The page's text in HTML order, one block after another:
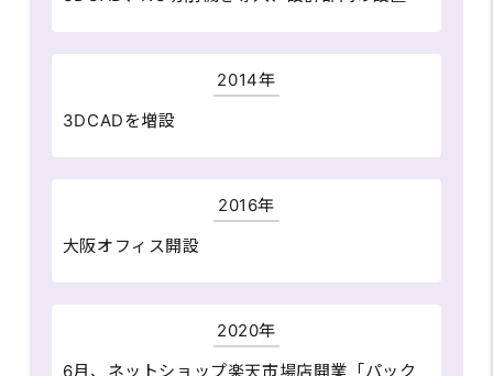
2014年
3DCADを増設
2016年
大阪オフィス開設
2020年
6月、ネットショップ楽天市場店開業「パック